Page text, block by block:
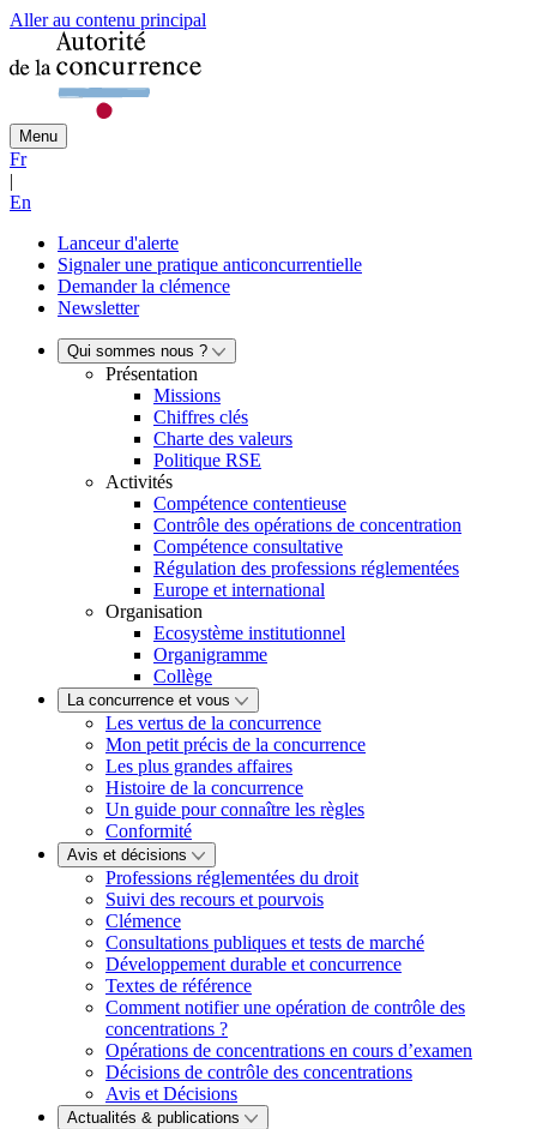
Aller au contenu principal
Menu
Fr
|
En
Lanceur d'alerte
Signaler une pratique anticoncurrentielle
Demander la clémence
Newsletter
Qui sommes nous ?
Présentation
Missions
Chiffres clés
Charte des valeurs
Politique RSE
Activités
Compétence contentieuse
Contrôle des opérations de concentration
Compétence consultative
Régulation des professions réglementées
Europe et international
Organisation
Ecosystème institutionnel
Organigramme
Collège
La concurrence et vous
Les vertus de la concurrence
Mon petit précis de la concurrence
Les plus grandes affaires
Histoire de la concurrence
Un guide pour connaître les règles
Conformité
Avis et décisions
Professions réglementées du droit
Suivi des recours et pourvois
Clémence
Consultations publiques et tests de marché
Développement durable et concurrence
Textes de référence
Comment notifier une opération de contrôle des
concentrations ?
Opérations de concentrations en cours d’examen
Décisions de contrôle des concentrations
Avis et Décisions
Actualités & publications